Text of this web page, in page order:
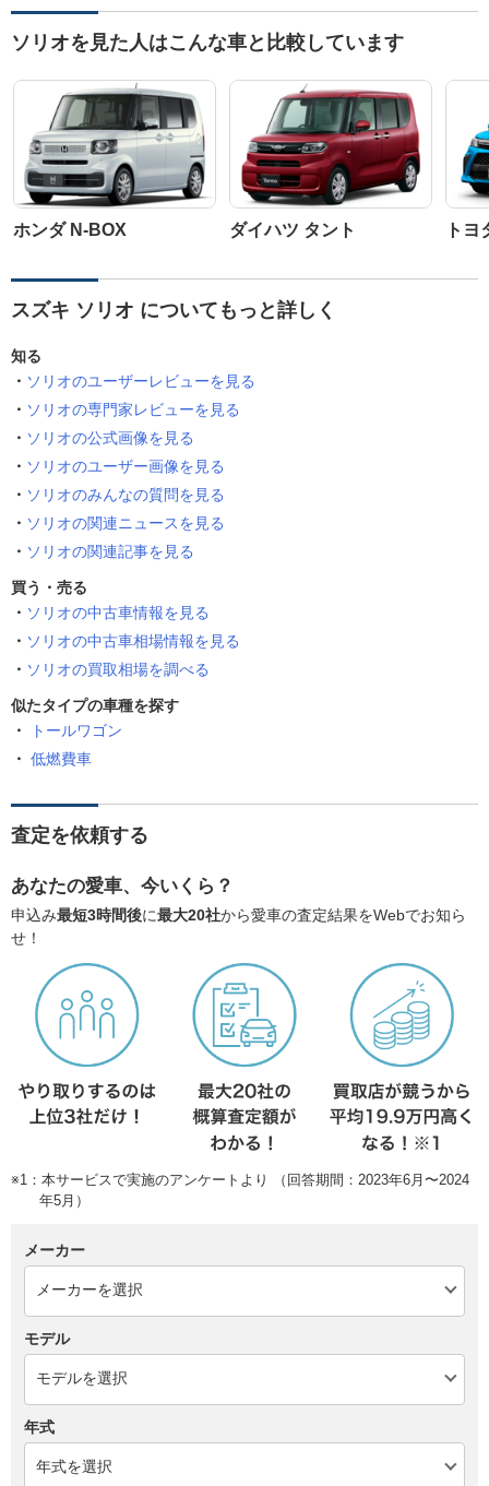
ソリオを見た人はこんな車と比較しています
ホンダ N-BOX ダイハツ タント ト
スズキ ソリオ についてもっと詳しく
知る
ソリオのユーザーレビューを見る
ソリオの専門家レビューを見る
ソリオの公式画像を見る
ソリオのユーザー画像を見る
ソリオのみんなの質問を見る
ソリオの関連ニュースを見る
ソリオの関連記事を見る
買う・売る
ソリオの中古車情報を見る
ソリオの中古車相場情報を見る
ソリオの買取相場を調べる
似たタイプの車種を探す
トールワゴン
低燃費車
査定を依頼する
あなたの愛車、今いくら？
申込み最短3時間後に最大20社から愛車の査定結果をWebでお知ら
せ！
※1：本サービスで実施のアンケートより （回答期間：2023年6月〜2024
年5月）
メーカー
モデル
年式